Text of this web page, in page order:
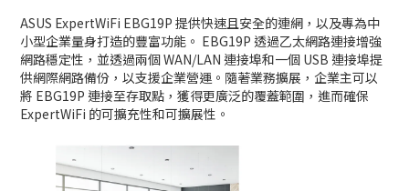
ASUS ExpertWiFi EBG19P 提供快速且安全的連網，以及專為中
小型企業量身打造的豐富功能。 EBG19P 透過乙太網路連接增強
網路穩定性，並透過兩個 WAN/LAN 連接埠和一個 USB 連接埠提
供網際網路備份，以支援企業營運。隨著業務擴展，企業主可以
將 EBG19P 連接至存取點，獲得更廣泛的覆蓋範圍，進而確保
ExpertWiFi 的可擴充性和可擴展性。